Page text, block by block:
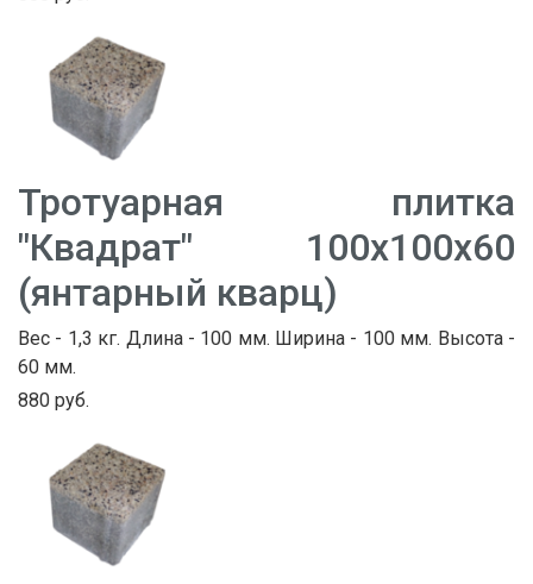
Тротуарная плитка
"Квадрат" 100х100х60
(янтарный кварц)
Вес - 1,3 кг. Длина - 100 мм. Ширина - 100 мм. Высота -
60 мм.
880 руб.